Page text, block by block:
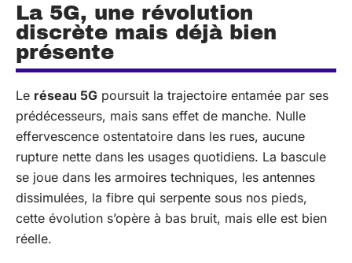
La 5G, une révolution
discrète mais déjà bien
présente
Le réseau 5G poursuit la trajectoire entamée par ses
prédécesseurs, mais sans effet de manche. Nulle
effervescence ostentatoire dans les rues, aucune
rupture nette dans les usages quotidiens. La bascule
se joue dans les armoires techniques, les antennes
dissimulées, la fibre qui serpente sous nos pieds,
cette évolution s’opère à bas bruit, mais elle est bien
réelle.